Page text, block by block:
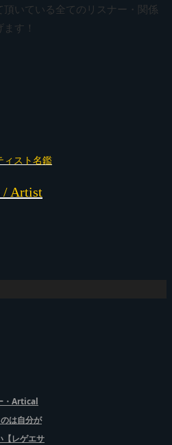
いている全てのリスナー・関係
す！
ィスト名鑑
/ Artist
・Artical
は自分が
【レゲエサ